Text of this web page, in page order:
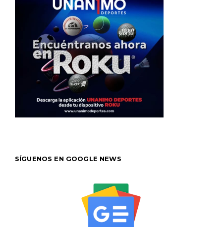
SÍGUENOS EN GOOGLE NEWS